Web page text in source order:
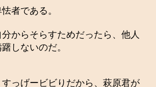
者である。
からそらすためだったら、他人
しないのだ。
すっげービビりだから、萩原君が